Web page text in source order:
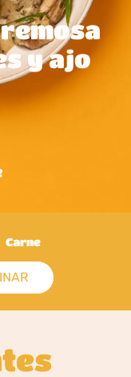
y ajo
Carne